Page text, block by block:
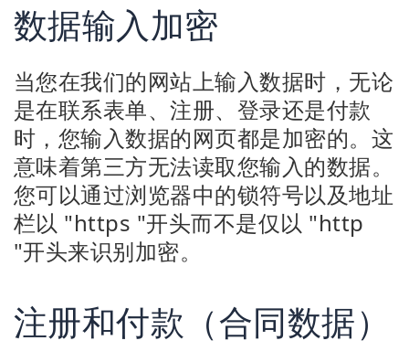
数据输入加密
当您在我们的网站上输入数据时，无论
是在联系表单、注册、登录还是付款
时，您输入数据的网页都是加密的。这
意味着第三方无法读取您输入的数据。
您可以通过浏览器中的锁符号以及地址
栏以 "https "开头而不是仅以 "http
"开头来识别加密。
注册和付款（合同数据）